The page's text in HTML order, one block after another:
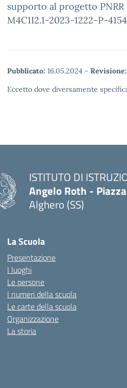
supporto al progetto
M4C1I2.1-2023-1222-P-
Pubblicato: 16.05.2024 - Revisione:
Eccetto dove diversamente
ISTITUTO DI
Angelo Roth -
Alghero (SS)
La Scuola
Presentazione
I luoghi
Le persone
I numeri della scuola
Le carte della scuola
Organizzazione
La storia